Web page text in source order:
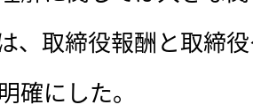
、取締役報酬と取締
確にした。